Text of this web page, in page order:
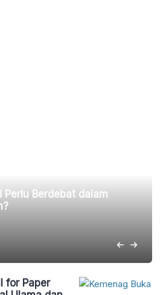
Perlu Berdebat dalam
for Paper